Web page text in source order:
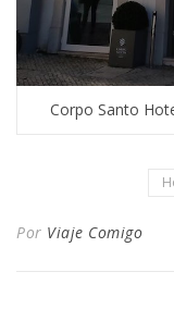
Corpo Santo
Por Viaje Comigo